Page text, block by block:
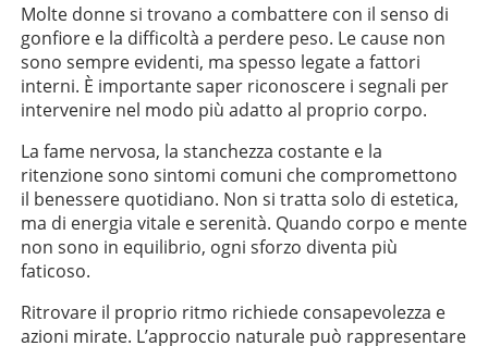
Molte donne si trovano a combattere con il senso di
gonfiore e la difficoltà a perdere peso. Le cause non
sono sempre evidenti, ma spesso legate a fattori
interni. È importante saper riconoscere i segnali per
intervenire nel modo più adatto al proprio corpo.
La fame nervosa, la stanchezza costante e la
ritenzione sono sintomi comuni che compromettono
il benessere quotidiano. Non si tratta solo di estetica,
ma di energia vitale e serenità. Quando corpo e mente
non sono in equilibrio, ogni sforzo diventa più
faticoso.
Ritrovare il proprio ritmo richiede consapevolezza e
azioni mirate. L’approccio naturale può rappresentare